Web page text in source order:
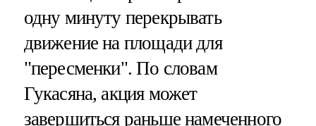
одну минуту перекрывать
движение на площади для
"пересменки". По словам
Гукасяна, акция может
завершиться раньше намеченного